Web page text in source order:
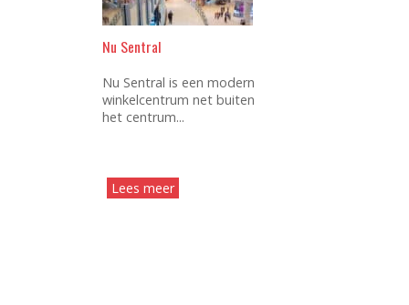
Nu Sentral
Nu Sentral is een modern
winkelcentrum net buiten
het centrum...
Lees meer